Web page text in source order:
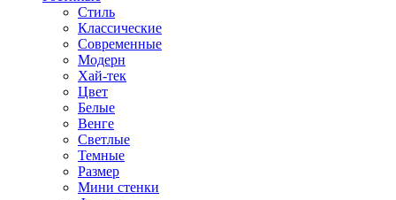
Стиль
Классические
Современные
Модерн
Хай-тек
Цвет
Белые
Венге
Светлые
Темные
Размер
Мини стенки